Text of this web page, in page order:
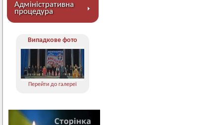
Адміністративна
процедура
Випадкове фото
Перейти до галереї